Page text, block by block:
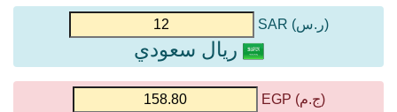
(ر.س) SAR
ريال سعودي
(ج.م) EGP